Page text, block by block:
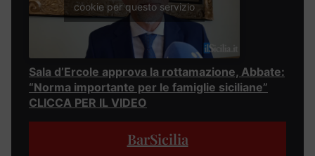
cookie per questo servizio
Sala d’Ercole approva la rottamazione, Abbate:
“Norma importante per le famiglie siciliane”
CLICCA PER IL VIDEO
BarSicilia